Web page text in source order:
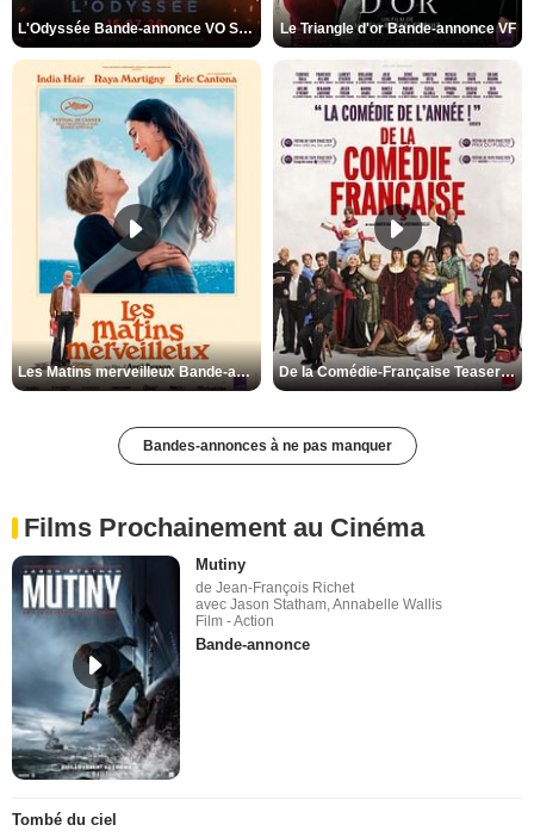
L'Odyssée Bande-annonce VO STFR Le Triangle d'or Bande-annonce VF
Les Matins merveilleux Bande-annonce VF De la Comédie-Française Teaser VF
Bandes-annonces à ne pas manquer
Films Prochainement au Cinéma
Mutiny
de Jean-François Richet
avec Jason Statham, Annabelle Wallis
Film - Action
Bande-annonce
Tombé du ciel